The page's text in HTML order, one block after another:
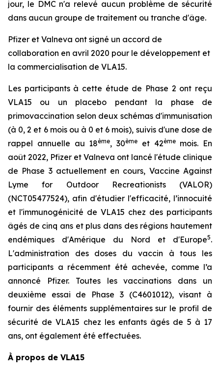
jour, le DMC n'a relevé aucun problème de sécurité
dans aucun groupe de traitement ou tranche d'âge.
Pfizer et Valneva ont signé un accord de
collaboration en avril 2020 pour le développement et
la commercialisation de VLA15.
Les participants à cette étude de Phase 2 ont reçu
VLA15 ou un placebo pendant la phase de
primovaccination selon deux schémas d'immunisation
(à 0, 2 et 6 mois ou à 0 et 6 mois), suivis d'une dose de
rappel annuelle au 18ème, 30ème et 42èmemois. En
août 2022, Pfizer et Valneva ont lancé l'étude clinique
de Phase 3 actuellement en cours, Vaccine Against
Lyme for Outdoor Recreationists (VALOR)
(NCT05477524), afin d'étudier l'efficacité, l’innocuité
et l'immunogénicité de VLA15 chez des participants
âgés de cinq ans et plus dans des régions hautement
endémiques d'Amérique du Nord et d'Europe5.
L'administration des doses du vaccin à tous les
participants a récemment été achevée, comme l’a
annoncé Pfizer. Toutes les vaccinations dans un
deuxième essai de Phase 3 (C4601012), visant à
fournir des éléments supplémentaires sur le profil de
sécurité de VLA15 chez les enfants âgés de 5 à 17
ans, ont également été effectuées.
À propos de VLA15